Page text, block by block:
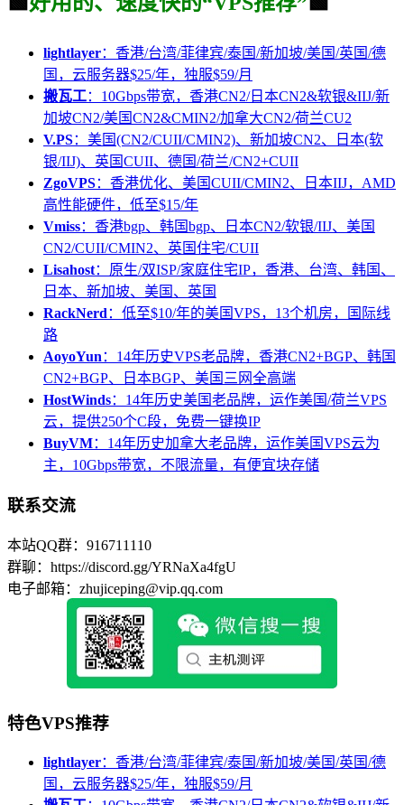
lightlayer：香港/台湾/菲律宾/泰国/新加坡/美国/英国/德
国，云服务器$25/年，独服$59/月
搬瓦工：10Gbps带宽，香港CN2/日本CN2&软银&IIJ/新
加坡CN2/美国CN2&CMIN2/加拿大CN2/荷兰CU2
V.PS：美国(CN2/CUII/CMIN2)、新加坡CN2、日本(软
银/IIJ)、英国CUII、德国/荷兰/CN2+CUII
ZgoVPS：香港优化、美国CUII/CMIN2、日本IIJ，AMD
高性能硬件，低至$15/年
Vmiss：香港bgp、韩国bgp、日本CN2/软银/IIJ、美国
CN2/CUII/CMIN2、英国住宅/CUII
Lisahost：原生/双ISP/家庭住宅IP，香港、台湾、韩国、
日本、新加坡、美国、英国
RackNerd：低至$10/年的美国VPS，13个机房，国际线
路
AoyoYun：14年历史VPS老品牌，香港CN2+BGP、韩国
CN2+BGP、日本BGP、美国三网全高端
HostWinds：14年历史美国老品牌，运作美国/荷兰VPS
云，提供250个C段，免费一键换IP
BuyVM：14年历史加拿大老品牌，运作美国VPS云为
主，10Gbps带宽，不限流量，有便宜块存储
联系交流
本站QQ群：916711110
群聊：https://discord.gg/YRNaXa4fgU
电子邮箱：zhujiceping@vip.qq.com
特色VPS推荐
lightlayer：香港/台湾/菲律宾/泰国/新加坡/美国/英国/德
国，云服务器$25/年，独服$59/月